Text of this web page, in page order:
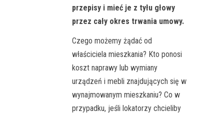
przepisy i mieć je z tyłu głowy
przez cały okres trwania umowy.
Czego możemy żądać od
właściciela mieszkania? Kto ponosi
koszt naprawy lub wymiany
urządzeń i mebli znajdujących się w
wynajmowanym mieszkaniu? Co w
przypadku, jeśli lokatorzy chcieliby